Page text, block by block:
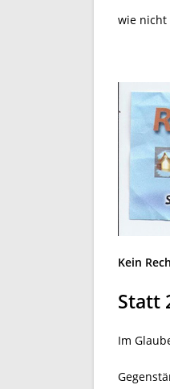
wie nicht
Kein
Statt
Im